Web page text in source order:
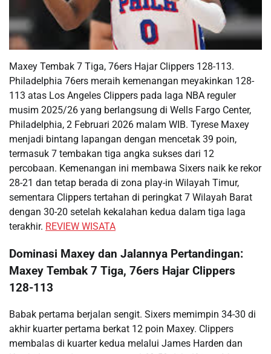
Maxey Tembak 7 Tiga, 76ers Hajar Clippers 128-113.
Philadelphia 76ers meraih kemenangan meyakinkan 128-
113 atas Los Angeles Clippers pada laga NBA reguler
musim 2025/26 yang berlangsung di Wells Fargo Center,
Philadelphia, 2 Februari 2026 malam WIB. Tyrese Maxey
menjadi bintang lapangan dengan mencetak 39 poin,
termasuk 7 tembakan tiga angka sukses dari 12
percobaan. Kemenangan ini membawa Sixers naik ke rekor
28-21 dan tetap berada di zona play-in Wilayah Timur,
sementara Clippers tertahan di peringkat 7 Wilayah Barat
dengan 30-20 setelah kekalahan kedua dalam tiga laga
terakhir. REVIEW WISATA
Dominasi Maxey dan Jalannya Pertandingan:
Maxey Tembak 7 Tiga, 76ers Hajar Clippers
128-113
Babak pertama berjalan sengit. Sixers memimpin 34-30 di
akhir kuarter pertama berkat 12 poin Maxey. Clippers
membalas di kuarter kedua melalui James Harden dan